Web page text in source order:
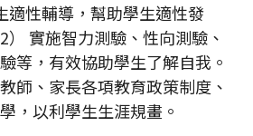
適性輔導，幫助學生適性發
實施智力測驗、性向測驗、
等，有效協助學生了解自我。
師、家長各項教育政策制度、
，以利學生生涯規畫。